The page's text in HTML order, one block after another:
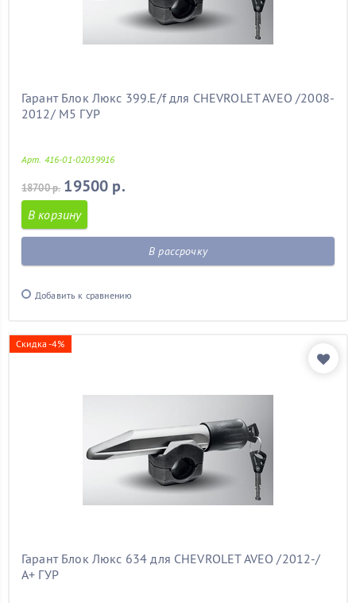
Гарант Блок Люкс 399.E/f для CHEVROLET AVEO /2008-
2012/ М5 ГУР
Арт. 416-01-02039916
18700 р. 19500 р.
В корзину
В рассрочку
Добавить к сравнению
Скидка -4%
Гарант Блок Люкс 634 для CHEVROLET AVEO /2012-/
А+ ГУР